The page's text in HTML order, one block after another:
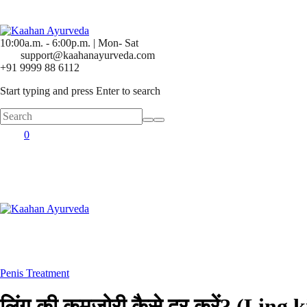
10:00a.m. - 6:00p.m. | Mon- Sat
support@kaahanayurveda.com
+91 9999 88 6112
Start typing and press Enter to search
0
Posted
Penis Treatment